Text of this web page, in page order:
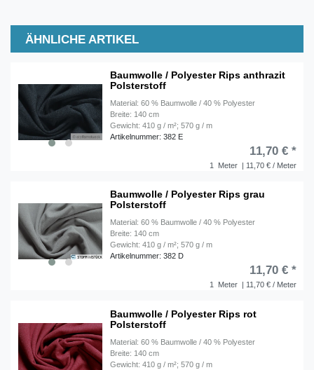
ÄHNLICHE ARTIKEL
Baumwolle / Polyester Rips anthrazit
Polsterstoff
Material: 60 % Baumwolle / 40 % Polyester
Breite: 140 cm
Gewicht: 410 g / m²; 570 g / m
Artikelnummer: 382 E
1 Meter | 11,70 € / Meter
11,70 € *
Baumwolle / Polyester Rips grau
Polsterstoff
Material: 60 % Baumwolle / 40 % Polyester
Breite: 140 cm
Gewicht: 410 g / m²; 570 g / m
Artikelnummer: 382 D
1 Meter | 11,70 € / Meter
11,70 € *
Baumwolle / Polyester Rips rot
Polsterstoff
Material: 60 % Baumwolle / 40 % Polyester
Breite: 140 cm
Gewicht: 410 g / m²; 570 g / m